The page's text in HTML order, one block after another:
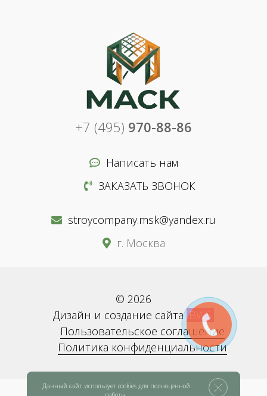
+7 (495) 970-88-86
Написать нам
ЗАКАЗАТЬ ЗВОНОК
stroycompany.msk@yandex.ru
г. Москва
© 2026
Дизайн и создание сайта BWS
Пользовательское соглашение
Политика конфиденциальности
Данный сайт использует cookies для полноценной